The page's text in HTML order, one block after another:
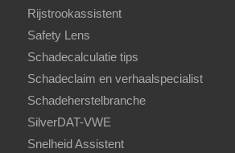
Rijstrookassistent
Safety Lens
Schadecalculatie tips
Schadeclaim en verhaalspecialist
Schadeherstelbranche
SilverDAT-VWE
Snelheid Assistent